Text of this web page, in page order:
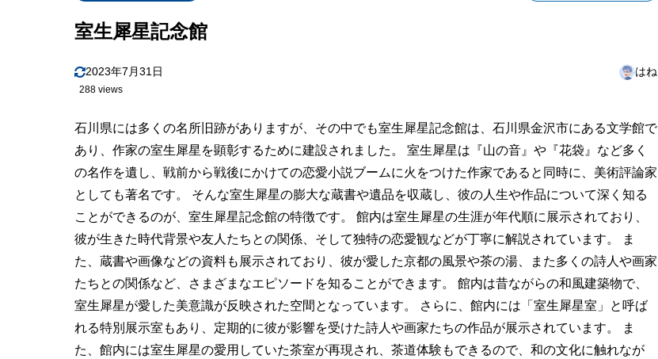
室生犀星記念館
2023年7月31日 はね
288 views
石川県には多くの名所旧跡がありますが、その中でも室生犀星記念館は、石川県金沢市にある文学館で
あり、作家の室生犀星を顕彰するために建設されました。 室生犀星は『山の音』や『花袋』など多く
の名作を遺し、戦前から戦後にかけての恋愛小説ブームに火をつけた作家であると同時に、美術評論家
としても著名です。 そんな室生犀星の膨大な蔵書や遺品を収蔵し、彼の人生や作品について深く知る
ことができるのが、室生犀星記念館の特徴です。 館内は室生犀星の生涯が年代順に展示されており、
彼が生きた時代背景や友人たちとの関係、そして独特の恋愛観などが丁寧に解説されています。 ま
た、蔵書や画像などの資料も展示されており、彼が愛した京都の風景や茶の湯、また多くの詩人や画家
たちとの関係など、さまざまなエピソードを知ることができます。 館内は昔ながらの和風建築物で、
室生犀星が愛した美意識が反映された空間となっています。 さらに、館内には「室生犀星室」と呼ば
れる特別展示室もあり、定期的に彼が影響を受けた詩人や画家たちの作品が展示されています。 ま
た、館内には室生犀星の愛用していた茶室が再現され、茶道体験もできるので、和の文化に触れなが